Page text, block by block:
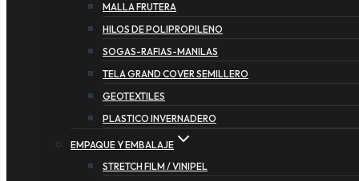
MALLA FRUTERA
HILOS DE POLIPROPILENO
SOGAS-RAFIAS-MANILAS
TELA GRAND COVER SEMILLERO
GEOTEXTILES
PLASTICO INVERNADERO
EMPAQUE Y EMBALAJE
STRETCH FILM / VINIPEL